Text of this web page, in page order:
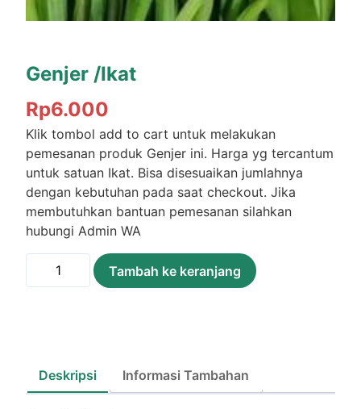
Genjer /Ikat
Rp6.000
Klik tombol add to cart untuk melakukan
pemesanan produk Genjer ini. Harga yg tercantum
untuk satuan Ikat. Bisa disesuaikan jumlahnya
dengan kebutuhan pada saat checkout. Jika
membutuhkan bantuan pemesanan silahkan
hubungi Admin WA
Kuantitas
Genjer
Tambah ke keranjang
Deskripsi Informasi Tambahan